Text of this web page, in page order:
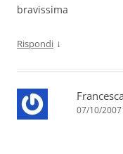
bravissima
Rispondi ↓
07/10/